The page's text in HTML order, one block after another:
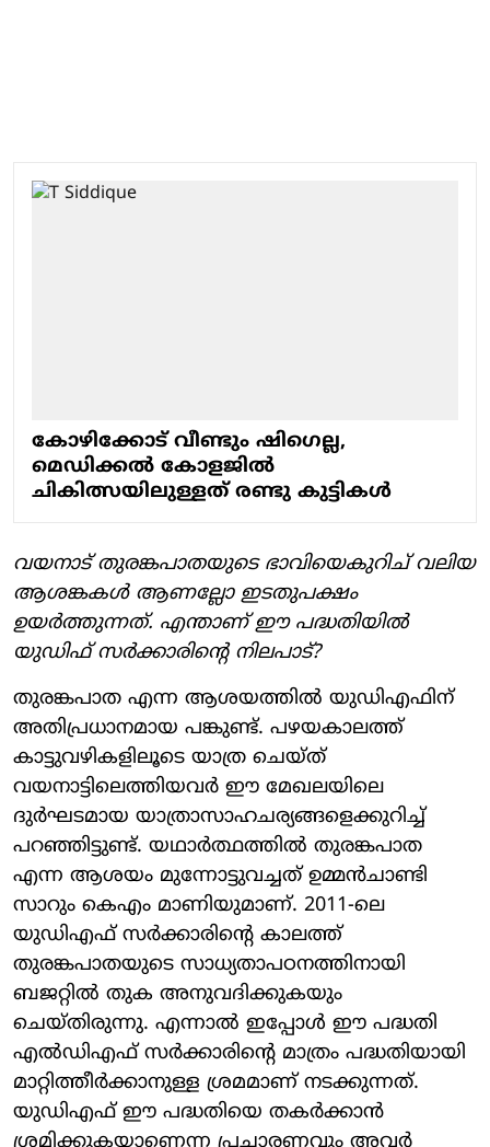
കോഴിക്കോട് വീണ്ടും ഷിഗെല്ല,
മെഡിക്കല്‍ കോളജില്‍
ചികിത്സയിലുള്ളത് രണ്ടു കുട്ടികള്‍
വയനാട് തുരങ്കപാതയുടെ ഭാവിയെകുറിച് വലിയ
ആശങ്കകള്‍ ആണല്ലോ ഇടതുപക്ഷം
ഉയര്‍ത്തുന്നത്. എന്താണ് ഈ പദ്ധതിയില്‍
യുഡിഫ് സര്‍ക്കാരിന്റെ നിലപാട്?
തുരങ്കപാത എന്ന ആശയത്തില്‍ യുഡിഎഫിന്
അതിപ്രധാനമായ പങ്കുണ്ട്. പഴയകാലത്ത്
കാട്ടുവഴികളിലൂടെ യാത്ര ചെയ്ത്
വയനാട്ടിലെത്തിയവര്‍ ഈ മേഖലയിലെ
ദുര്‍ഘടമായ യാത്രാസാഹചര്യങ്ങളെക്കുറിച്ച്
പറഞ്ഞിട്ടുണ്ട്. യഥാര്‍ത്ഥത്തില്‍ തുരങ്കപാത
എന്ന ആശയം മുന്നോട്ടുവച്ചത് ഉമ്മന്‍ചാണ്ടി
സാറും കെഎം മാണിയുമാണ്. 2011-ലെ
യുഡിഎഫ് സര്‍ക്കാരിന്റെ കാലത്ത്
തുരങ്കപാതയുടെ സാധ്യതാപഠനത്തിനായി
ബജറ്റില്‍ തുക അനുവദിക്കുകയും
ചെയ്തിരുന്നു. എന്നാല്‍ ഇപ്പോള്‍ ഈ പദ്ധതി
എല്‍ഡിഎഫ് സര്‍ക്കാരിന്റെ മാത്രം പദ്ധതിയായി
മാറ്റിത്തീര്‍ക്കാനുള്ള ശ്രമമാണ് നടക്കുന്നത്.
യുഡിഎഫ് ഈ പദ്ധതിയെ തകര്‍ക്കാന്‍
ശ്രമിക്കുകയാണെന്ന പ്രചാരണവും അവര്‍